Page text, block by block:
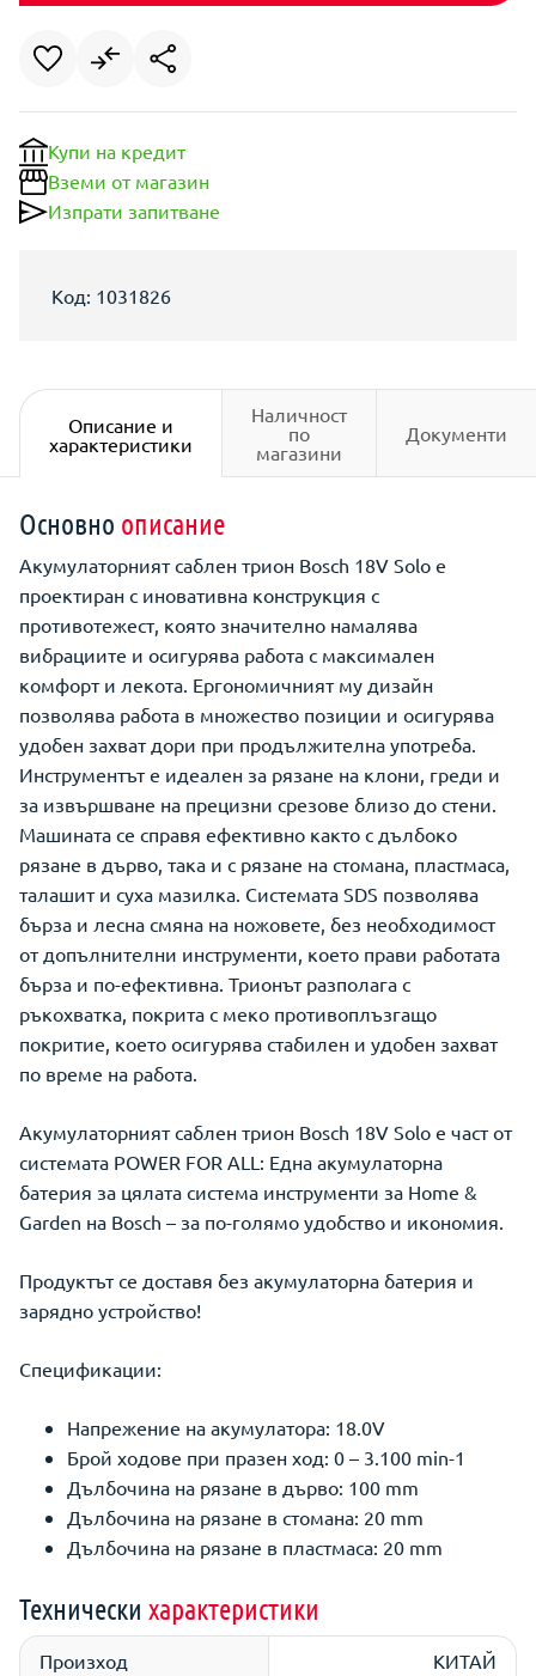
Купи на кредит
Вземи от магазин
Изпрати запитване
Код: 1031826
Описание и
характеристики
Наличност
по
магазини
Документи
Основно описание
Акумулаторният саблен трион Bosch 18V Solo е
проектиран с иновативна конструкция с
противотежест, която значително намалява
вибрациите и осигурява работа с максимален
комфорт и лекота. Ергономичният му дизайн
позволява работа в множество позиции и осигурява
удобен захват дори при продължителна употреба.
Инструментът е идеален за рязане на клони, греди и
за извършване на прецизни срезове близо до стени.
Машината се справя ефективно както с дълбоко
рязане в дърво, така и с рязане на стомана, пластмаса,
талашит и суха мазилка. Системата SDS позволява
бърза и лесна смяна на ножовете, без необходимост
от допълнителни инструменти, което прави работата
бърза и по-ефективна. Трионът разполага с
ръкохватка, покрита с меко противоплъзгащо
покритие, което осигурява стабилен и удобен захват
по време на работа.
Акумулаторният саблен трион Bosch 18V Solo е част от
системата POWER FOR ALL: Една акумулаторна
батерия за цялата система инструменти за Home &
Garden на Bosch – за по-голямо удобство и икономия.
Продуктът се доставя без акумулаторна батерия и
зарядно устройство!
Спецификации:
Напрежение на акумулатора: 18.0V
Брой ходове при празен ход: 0 – 3.100 min-1
Дълбочина на рязане в дърво: 100 mm
Дълбочина на рязане в стомана: 20 mm
Дълбочина на рязане в пластмаса: 20 mm
Технически характеристики
Произход КИТАЙ